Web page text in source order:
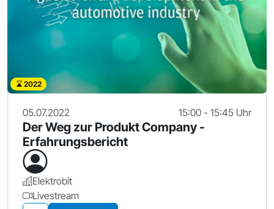
2022
05.07.2022 15:00 - 15:45 Uhr
Der Weg zur Produkt Company -
Erfahrungsbericht
Elektrobit
Livestream